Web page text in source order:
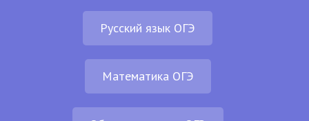
Русский язык ОГЭ
Математика ОГЭ